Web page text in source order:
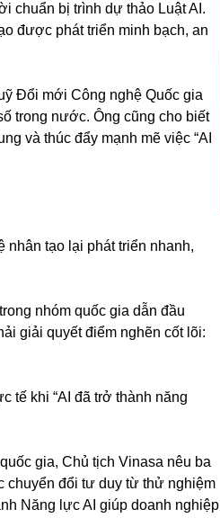
chuẩn bị trình dự thảo Luật AI.
được phát triển minh bạch, an
Đổi mới Công nghệ Quốc gia
trong nước. Ông cũng cho biết
và thúc đẩy mạnh mẽ việc “AI
nhân tạo lại phát triển nhanh,
nhóm quốc gia dẫn đầu
giải quyết điểm nghẽn cốt lõi:
tế khi “AI đã trở thành năng
gia, Chủ tịch Vinasa nêu ba
chuyển đổi tư duy từ thử nghiệm
Năng lực AI giúp doanh nghiệp